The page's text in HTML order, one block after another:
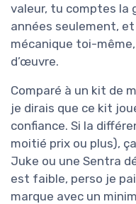
valeur, tu comptes la
années seulement,
mécanique toi-
d’œuvre.
Comparé à un kit de
je dirais que ce kit
confiance. Si la
moitié prix ou plus),
Juke ou une Sentra
est faible, perso je
marque avec un